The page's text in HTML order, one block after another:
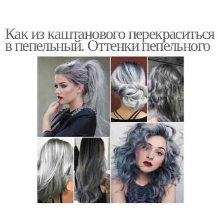
Как из каштанового перекраситься
в пепельный. Оттенки пепельного